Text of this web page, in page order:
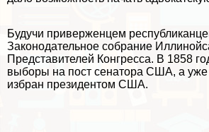
Будучи приверженцем
Законодательное собрание
Представителей Конгресса. В 1858
выборы на пост сенатора США, а уже
избран президентом США.